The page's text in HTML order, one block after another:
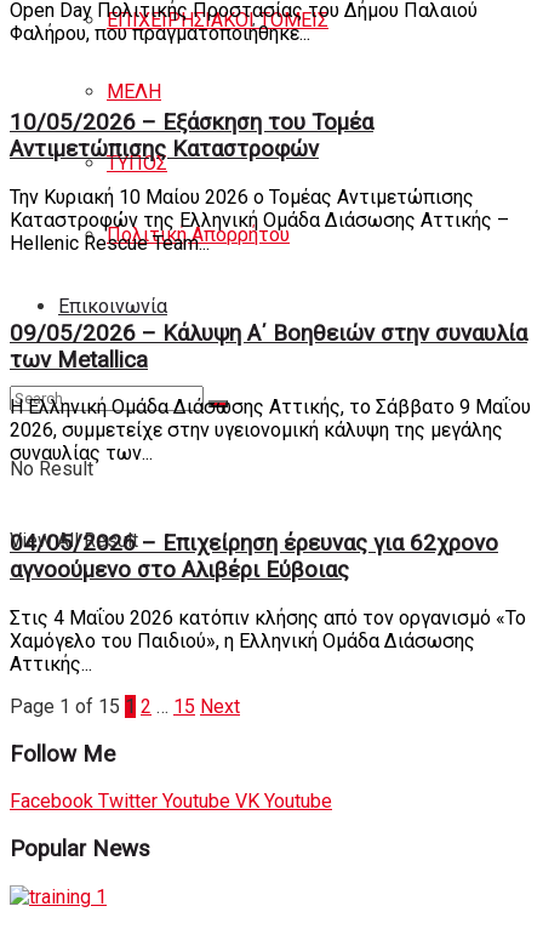
ΕΠΙΧΕΙΡΗΣΙΑΚΟΙ ΤΟΜΕΙΣ
ΜΕΛΗ
ΤΥΠΟΣ
Πολιτική Απορρήτου
Eπικοινωνία
No Result
View All Result
Open Day Πολιτικής Προστασίας του Δήμου Παλαιού
Φαλήρου, που πραγματοποιήθηκε...
10/05/2026 – Εξάσκηση του Τομέα
Αντιμετώπισης Καταστροφών
Την Κυριακή 10 Μαίου 2026 ο Τομέας Αντιμετώπισης
Καταστροφών της Ελληνική Ομάδα Διάσωσης Αττικής –
Hellenic Rescue Team...
09/05/2026 – Κάλυψη Α΄ Βοηθειών στην συναυλία
των Metallica
Η Ελληνική Ομάδα Διάσωσης Αττικής, το Σάββατο 9 Μαΐου
2026, συμμετείχε στην υγειονομική κάλυψη της μεγάλης
συναυλίας των...
04/05/2026 – Επιχείρηση έρευνας για 62χρονο
αγνοούμενο στο Αλιβέρι Εύβοιας
Στις 4 Μαΐου 2026 κατόπιν κλήσης από τον οργανισμό «Το
Χαμόγελο του Παιδιού», η Ελληνική Ομάδα Διάσωσης
Αττικής...
Page 1 of 15 1 2 … 15 Next
Follow Me
Facebook Twitter Youtube VK Youtube
Popular News